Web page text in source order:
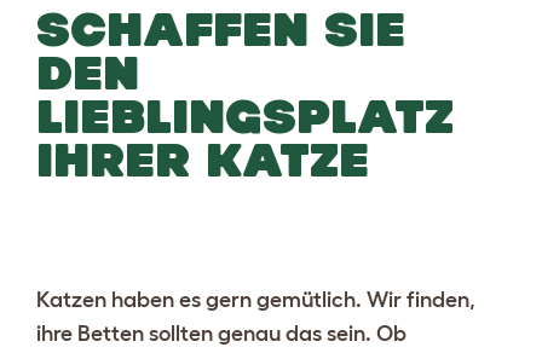
SCHAFFEN SIE
DEN
LIEBLINGSPLATZ
IHRER KATZE
Katzen haben es gern gemütlich. Wir finden,
ihre Betten sollten genau das sein. Ob